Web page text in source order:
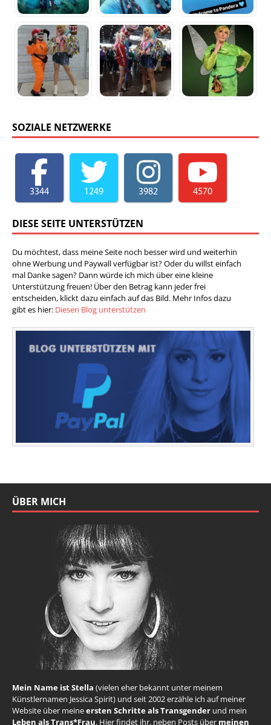
SOZIALE NETZWERKE
3344 1249 3982 4570
DIESE SEITE UNTERSTÜTZEN
Du möchtest, dass meine Seite noch besser wird und weiterhin
ohne Werbung und Paywall verfügbar ist? Oder du willst einfach
mal Danke sagen? Dann würde ich mich über eine kleine
Unterstützung freuen! Über den Betrag kann jeder frei
entscheiden, klickt dazu einfach auf das Bild. Mehr Infos dazu
gibt es hier: Diesen Blog unterstützen
ÜBER MICH
Mein Name ist Stella (vielen eher bekannt unter meinem
Künstlernamen Jessica Spirit) und seit 2002 erzähle ich auf meiner
Website über meineersten Schritte als Transgender und mein
Leben als Trans*Frau. Hier findet ihr, neben Posts über meinen